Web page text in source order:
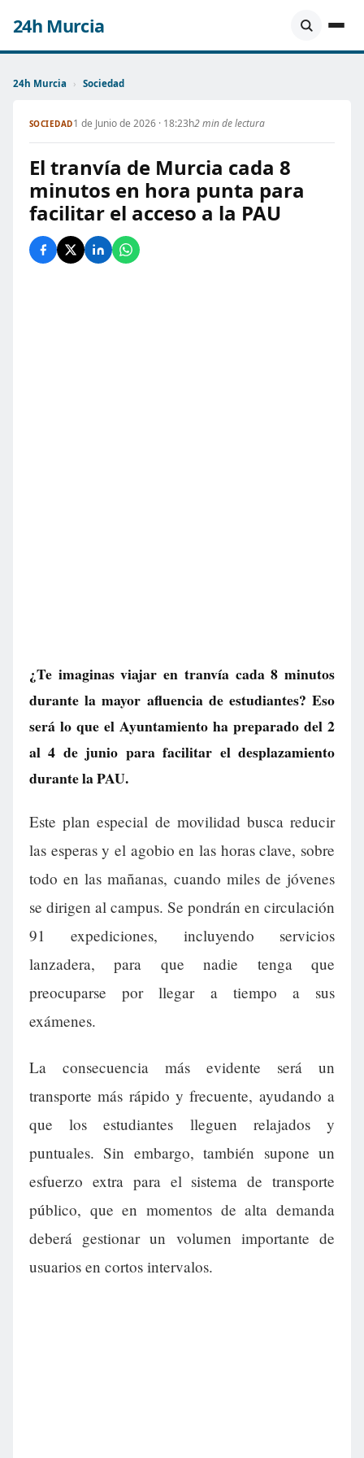
24h Murcia
24h Murcia › Sociedad
SOCIEDAD1 de Junio de 2026 · 18:23h2 min de lectura
El tranvía de Murcia cada 8
minutos en hora punta para
facilitar el acceso a la PAU
¿Te imaginas viajar en tranvía cada 8 minutos
durante la mayor afluencia de estudiantes? Eso
será lo que el Ayuntamiento ha preparado del 2
al 4 de junio para facilitar el desplazamiento
durante la PAU.
Este plan especial de movilidad busca reducir
las esperas y el agobio en las horas clave, sobre
todo en las mañanas, cuando miles de jóvenes
se dirigen al campus. Se pondrán en circulación
91 expediciones, incluyendo servicios
lanzadera, para que nadie tenga que
preocuparse por llegar a tiempo a sus
exámenes.
La consecuencia más evidente será un
transporte más rápido y frecuente, ayudando a
que los estudiantes lleguen relajados y
puntuales. Sin embargo, también supone un
esfuerzo extra para el sistema de transporte
público, que en momentos de alta demanda
deberá gestionar un volumen importante de
usuarios en cortos intervalos.